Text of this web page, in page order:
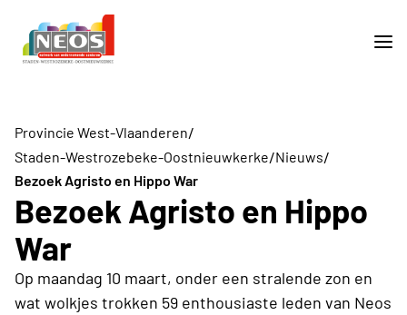
Provincie West-Vlaanderen/
Staden-Westrozebeke-Oostnieuwkerke/Nieuws/
Bezoek Agristo en Hippo War
Bezoek Agristo en Hippo
War
Op maandag 10 maart, onder een stralende zon en
wat wolkjes trokken 59 enthousiaste leden van Neos